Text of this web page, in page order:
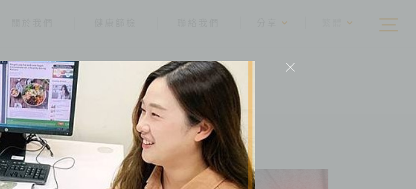
報報
健康情報 友善連結